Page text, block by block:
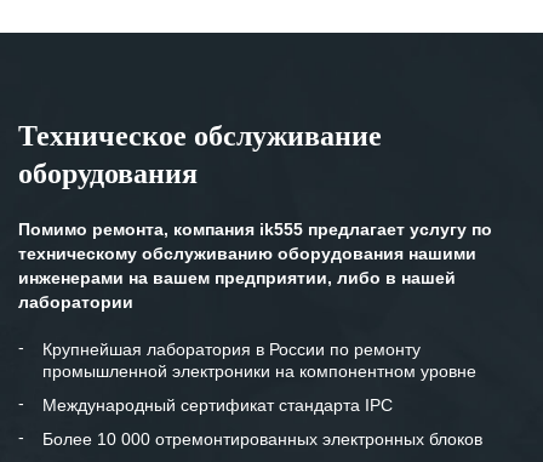
Техническое обслуживание
оборудования
Помимо ремонта, компания ik555 предлагает услугу по
техническому обслуживанию оборудования нашими
инженерами на вашем предприятии, либо в нашей
лаборатории
Крупнейшая лаборатория в России по ремонту
промышленной электроники на компонентном уровне
Международный сертификат стандарта IPC
Более 10 000 отремонтированных электронных блоков